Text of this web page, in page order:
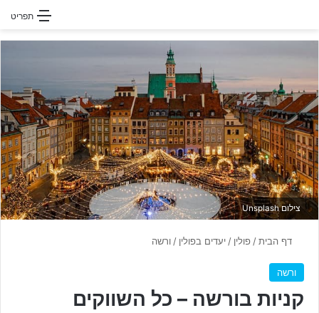
תפריט
צילום Unsplash
דף הבית/ פולין / יעדים בפולין / ורשה
ורשה
קניות בורשה – כל השווקים